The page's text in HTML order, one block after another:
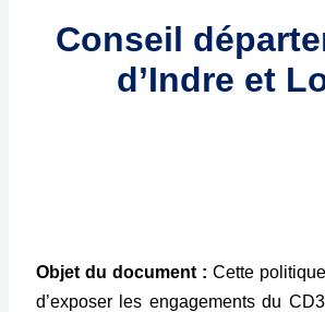
Conseil
d’Indre et
Objet du document : Cette
d’exposer les engagements du